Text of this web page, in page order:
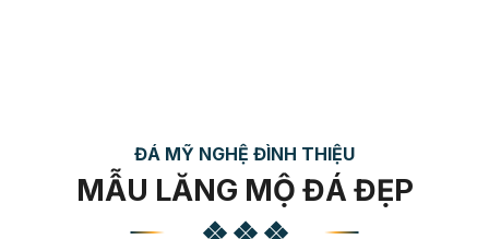
ĐÁ MỸ NGHỆ ĐÌNH THIỆU
MẪU LĂNG MỘ ĐÁ ĐẸP